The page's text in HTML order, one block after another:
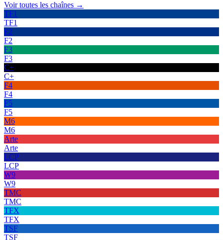
Voir toutes les chaînes →
TF1
TF1
F2
F2
F3
F3
C+
C+
F4
F4
F5
F5
M6
M6
Arte
Arte
LCP
LCP
W9
W9
TMC
TMC
TFX
TFX
TSF
TSF